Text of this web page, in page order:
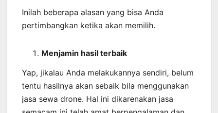
Inilah beberapa alasan yang bisa Anda
pertimbangkan ketika akan memilih.
Menjamin hasil terbaik
Yap, jikalau Anda melakukannya sendiri, belum
tentu hasilnya akan sebaik bila menggunakan
jasa sewa drone. Hal ini dikarenakan jasa